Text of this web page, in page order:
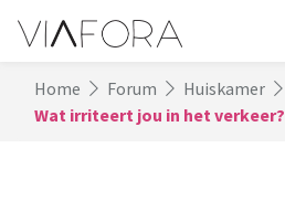
Home Forum
Huiskamer
Wat irriteert jou in het verkeer?